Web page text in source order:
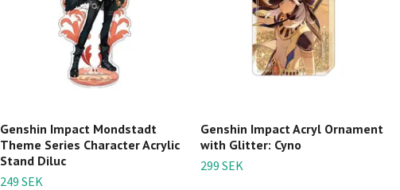
Genshin Impact Mondstadt
Theme Series Character Acrylic
Stand Diluc
249 SEK
Genshin Impact Acryl Ornament
with Glitter: Cyno
299 SEK